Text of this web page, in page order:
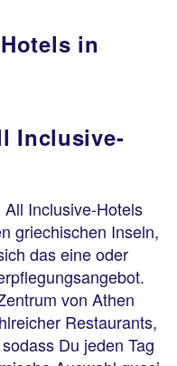
in
Inclusive-
Inclusive-Hotels
griechischen Inseln,
das eine oder
von Athen
Restaurants,
Du jeden Tag